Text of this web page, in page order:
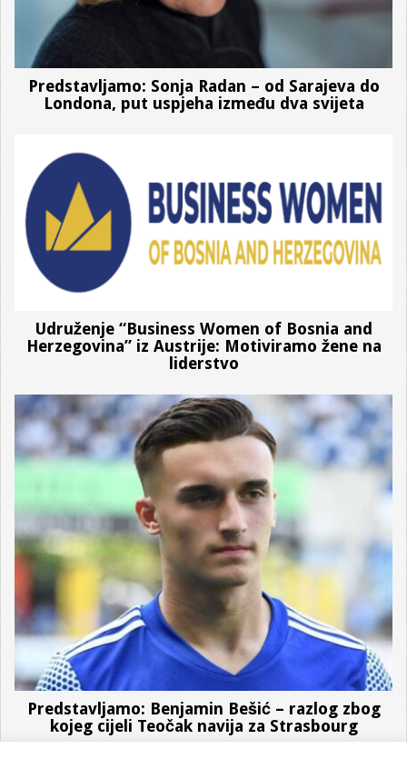
Predstavljamo: Sonja Radan – od Sarajeva do
Londona, put uspjeha između dva svijeta
Udruženje “Business Women of Bosnia and
Herzegovina” iz Austrije: Motiviramo žene na
liderstvo
Predstavljamo: Benjamin Bešić – razlog zbog
kojeg cijeli Teočak navija za Strasbourg